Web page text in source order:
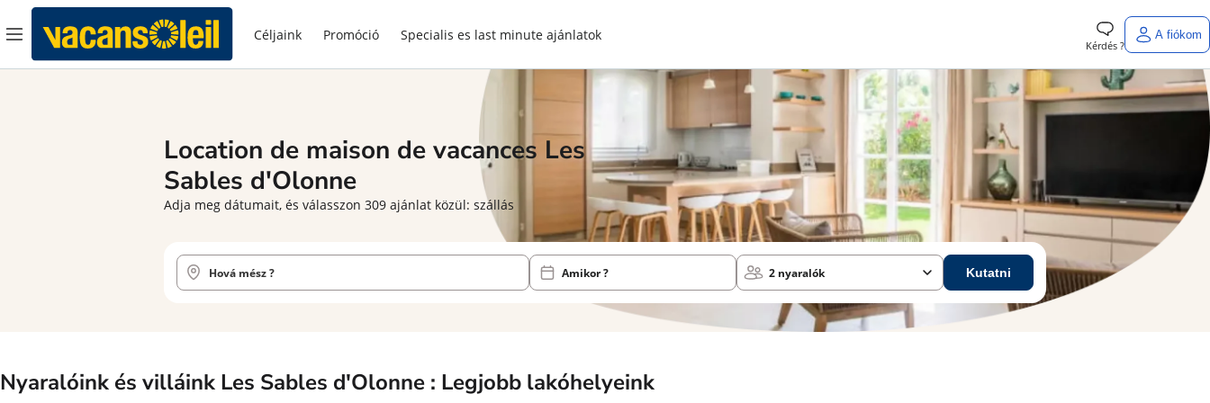
Céljaink Promóció Specialis es last minute ajánlatok
Kérdés ?
A fiókom
Location de maison de vacances Les
Sables d'Olonne
Adja meg dátumait, és válasszon 309 ajánlat közül: szállás
Amikor ? 2 nyaralók Kutatni
Nyaralóink és villáink Les Sables d'Olonne : Legjobb lakóhelyeink